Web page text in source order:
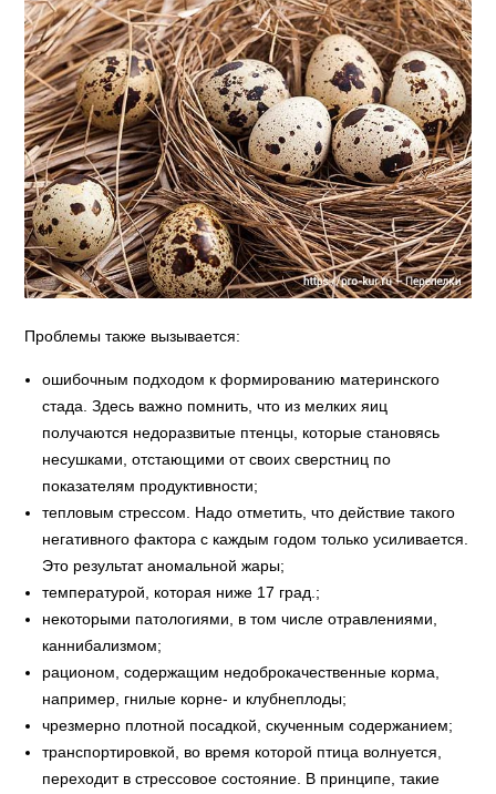
Проблемы также вызывается:
ошибочным подходом к формированию материнского
стада. Здесь важно помнить, что из мелких яиц
получаются недоразвитые птенцы, которые становясь
несушками, отстающими от своих сверстниц по
показателям продуктивности;
тепловым стрессом. Надо отметить, что действие такого
негативного фактора с каждым годом только усиливается.
Это результат аномальной жары;
температурой, которая ниже 17 град.;
некоторыми патологиями, в том числе отравлениями,
каннибализмом;
рационом, содержащим недоброкачественные корма,
например, гнилые корне- и клубнеплоды;
чрезмерно плотной посадкой, скученным содержанием;
транспортировкой, во время которой птица волнуется,
переходит в стрессовое состояние. В принципе, такие